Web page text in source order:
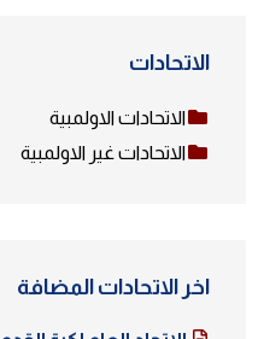
الاتحادات
الاتحادات الاولمبية
الاتحادات غير الاولمبية
اخر الاتحادات المضافة